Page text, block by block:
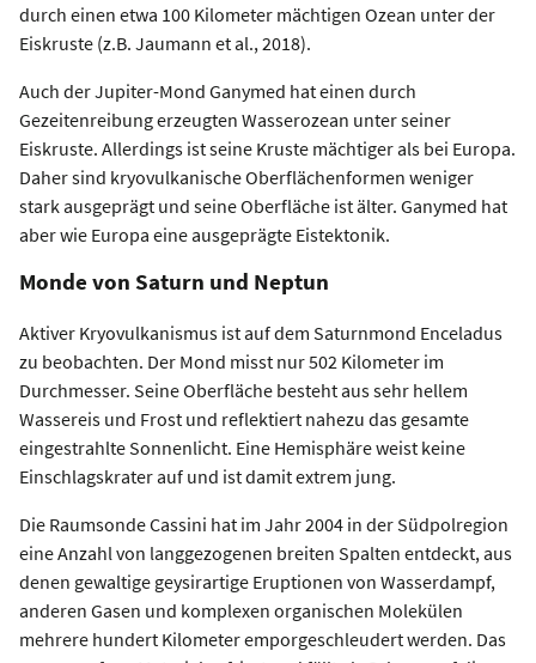
durch einen etwa 100 Kilometer mächtigen Ozean unter der
Eiskruste (z.B. Jaumann et al., 2018).
Auch der Jupiter-Mond Ganymed hat einen durch
Gezeitenreibung erzeugten Wasserozean unter seiner
Eiskruste. Allerdings ist seine Kruste mächtiger als bei Europa.
Daher sind kryovulkanische Oberflächenformen weniger
stark ausgeprägt und seine Oberfläche ist älter. Ganymed hat
aber wie Europa eine ausgeprägte Eistektonik.
Monde von Saturn und Neptun
Aktiver Kryovulkanismus ist auf dem Saturnmond Enceladus
zu beobachten. Der Mond misst nur 502 Kilometer im
Durchmesser. Seine Oberfläche besteht aus sehr hellem
Wassereis und Frost und reflektiert nahezu das gesamte
eingestrahlte Sonnenlicht. Eine Hemisphäre weist keine
Einschlagskrater auf und ist damit extrem jung.
Die Raumsonde Cassini hat im Jahr 2004 in der Südpolregion
eine Anzahl von langgezogenen breiten Spalten entdeckt, aus
denen gewaltige geysirartige Eruptionen von Wasserdampf,
anderen Gasen und komplexen organischen Molekülen
mehrere hundert Kilometer emporgeschleudert werden. Das